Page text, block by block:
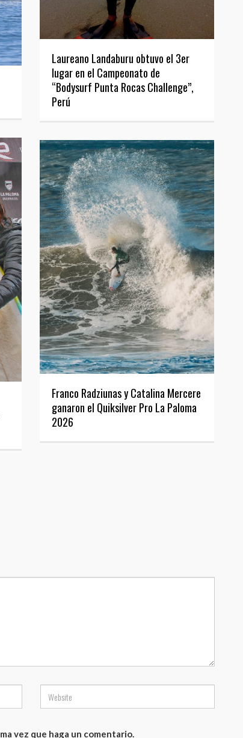
Laureano Landaburu obtuvo el 3er
lugar en el Campeonato de
“Bodysurf Punta Rocas Challenge”,
Perú
Franco Radziunas y Catalina Mercere
ganaron el Quiksilver Pro La Paloma
2026
vez que haga un comentario.